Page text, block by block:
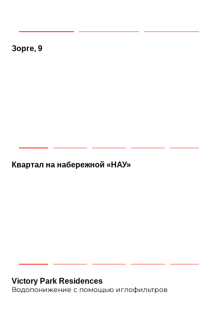
Зорге, 9
Квартал на набережной «НАУ»
Victory Park Residences
Водопонижение с помощью иглофильтров